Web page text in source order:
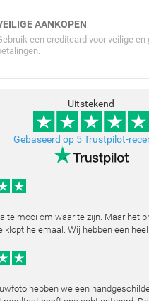
AANKOPEN
een creditcard voor veilige
Uitstekend
Gebaseerd op 5 Trustpilot-
te mooi om waar te zijn. Maar het
klopt helemaal. Wij hebben een
hebben we een